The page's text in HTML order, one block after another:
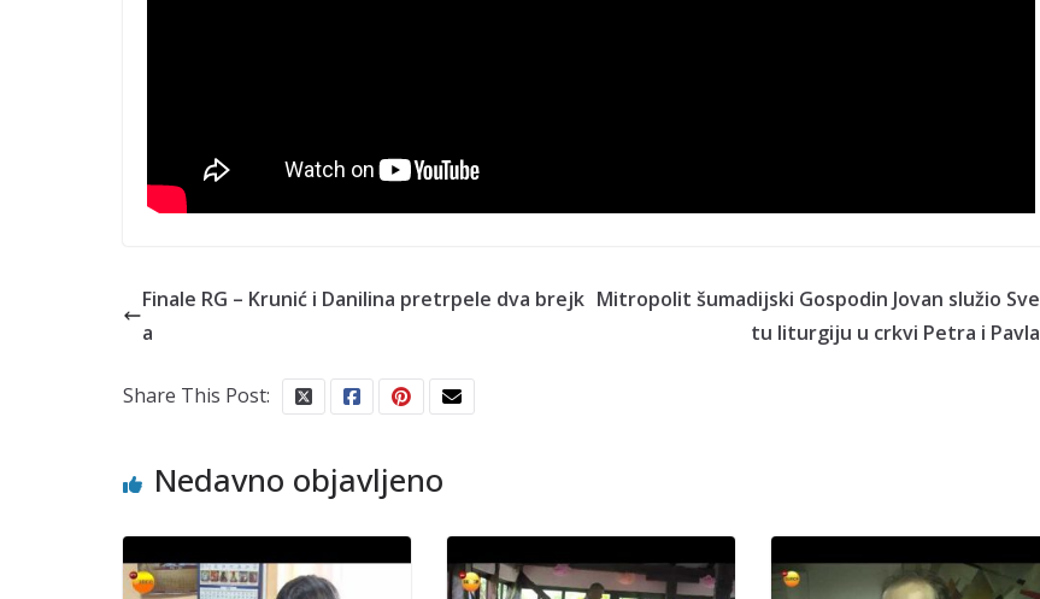
Finale RG – Krunić i Danilina pretrpele dva brejk
a
Mitropolit šumadijski Gospodin Jovan služio Sve
tu liturgiju u crkvi Petra i Pavla
Share This Post:
Nedavno objavljeno